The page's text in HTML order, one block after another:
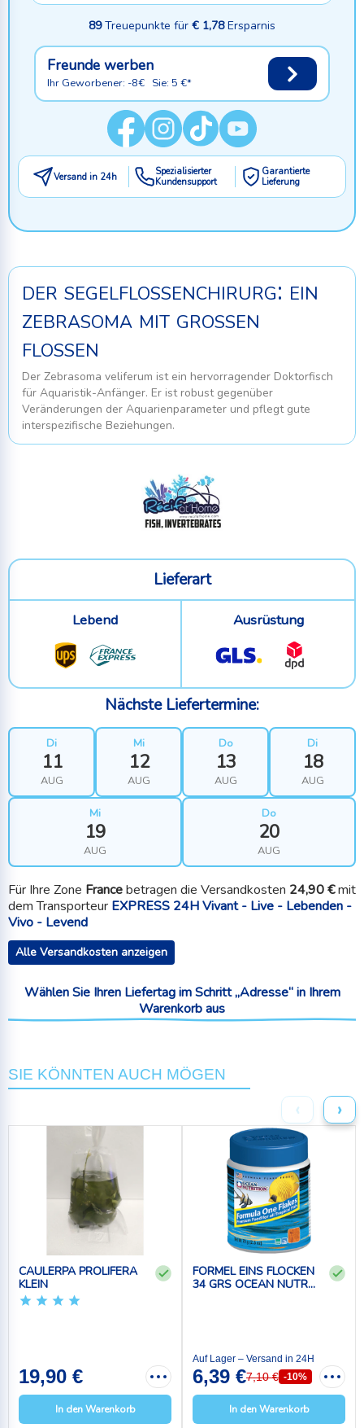
89Treuepunkte für € 1,78Ersparnis
Freunde werben
Ihr Geworbener: -8€ Sie: 5 €*
Versand in 24h
Spezialisierter
Kundensupport
Garantierte
Lieferung
der segelflossenchirurg: ein
zebrasoma mit großen
flossen
Der Zebrasoma veliferum ist ein hervorragender Doktorfisch
für Aquaristik-Anfänger. Er ist robust gegenüber
Veränderungen der Aquarienparameter und pflegt gute
interspezifische Beziehungen.
Lieferart
Lebend Ausrüstung
Nächste Liefertermine:
Di
11
AUG
Mi
12
AUG
Do
13
AUG
Di
18
AUG
Mi
19
AUG
Do
20
AUG
Für Ihre Zone Francebetragen die Versandkosten 24,90 €mit
dem Transporteur EXPRESS 24H Vivant - Live - Lebenden -
Vivo - Levend
Alle Versandkosten anzeigen
Wählen Sie Ihren Liefertag im Schritt „Adresse“ in Ihrem
Warenkorb aus
SIE KÖNNTEN AUCH MÖGEN
‹ ›
CAULERPA PROLIFERA
KLEIN
19,90 €
In den Warenkorb
FORMEL EINS FLOCKEN
34 GRS OCEAN NUTR...
Auf Lager – Versand in 24H
6,39 €7,10 € -10%
In den Warenkorb